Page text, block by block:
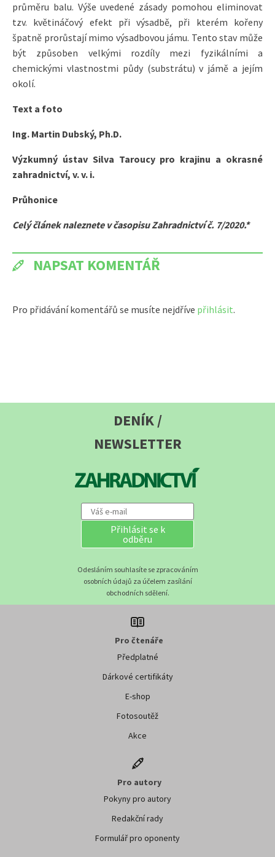
průměru balu. Výše uvedené zásady pomohou eliminovat
tzv. květináčový efekt při výsadbě, při kterém kořeny
špatně prorůstají mimo výsadbovou jámu. Tento stav může
být způsoben velkými rozdíly mezi fyzikálními a
chemickými vlastnostmi půdy (substrátu) v jámě a jejím
okolí.
Text a foto
Ing. Martin Dubský, Ph.D.
Výzkumný ústav Silva Taroucy pro krajinu a okrasné
zahradnictví, v. v. i.
Průhonice
Celý článek naleznete v časopisu Zahradnictví č. 7/2020.*
NAPSAT KOMENTÁŘ
Pro přidávání komentářů se musíte nejdříve přihlásit.
DENÍK /
NEWSLETTER
Přihlásit se k
odběru
Odesláním souhlasíte se zpracováním
osobních údajů za účelem zasílání
obchodních sdělení.
Pro čtenáře
Předplatné
Dárkové certifikáty
E-shop
Fotosoutěž
Akce
Pro autory
Pokyny pro autory
Redakční rady
Formulář pro oponenty